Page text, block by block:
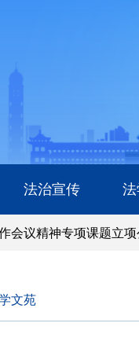
法治宣传
议精神专项课题立项
文苑